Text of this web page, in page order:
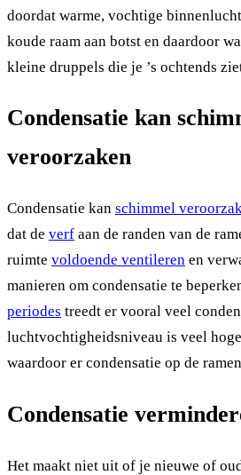
doordat warme, vochtige
koude raam aan botst en daardoor
kleine druppels die je ’s ochtends
Condensatie kan
veroorzaken
Condensatie kan schimmel
dat de verf aan de randen van de
ruimte voldoende ventileren en
manieren om condensatie te
periodes treedt er vooral veel
luchtvochtigheidsniveau is veel
waardoor er condensatie op de
Condensatie
Het maakt niet uit of je nieuwe of